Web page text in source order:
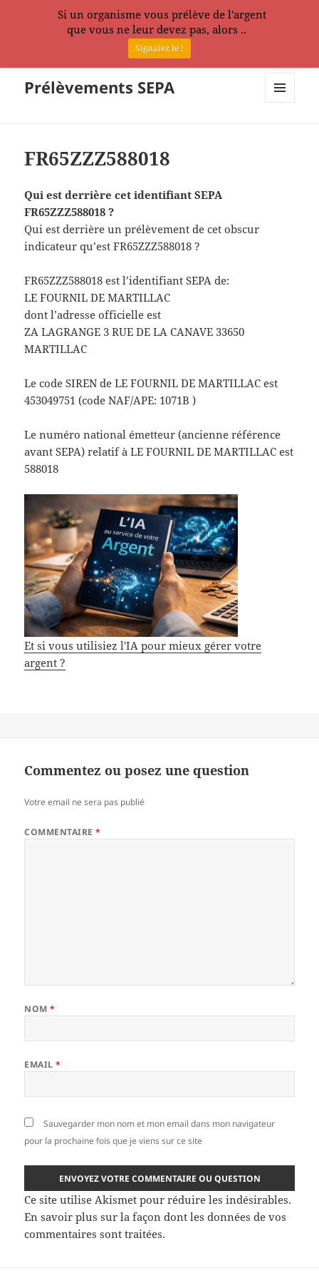
Prélèvements SEPA
FR65ZZZ588018
Qui est derrière cet identifiant SEPA
FR65ZZZ588018 ?
Qui est derrière un prélèvement de cet obscur
indicateur qu’est FR65ZZZ588018 ?
FR65ZZZ588018 est l’identifiant SEPA de:
LE FOURNIL DE MARTILLAC
dont l’adresse officielle est
ZA LAGRANGE 3 RUE DE LA CANAVE 33650
MARTILLAC
Le code SIREN de LE FOURNIL DE MARTILLAC est
453049751 (code NAF/APE: 1071B )
Le numéro national émetteur (ancienne référence
avant SEPA) relatif à LE FOURNIL DE MARTILLAC est
588018
Et si vous utilisiez l'IA pour mieux gérer votre
argent ?
Commentez ou posez une question
Votre email ne sera pas publié
COMMENTAIRE*
NOM*
EMAIL*
Sauvegarder mon nom et mon email dans mon navigateur
pour la prochaine fois que je viens sur ce site
Ce site utilise Akismet pour réduire les indésirables.
En savoir plus sur la façon dont les données de vos
commentaires sont traitées.
Si un organisme vous prélève de l'argent
que vous ne leur devez pas, alors ..
Signalez le !